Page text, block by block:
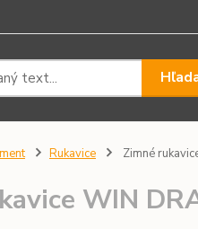
Rukavice Zimné
WIN